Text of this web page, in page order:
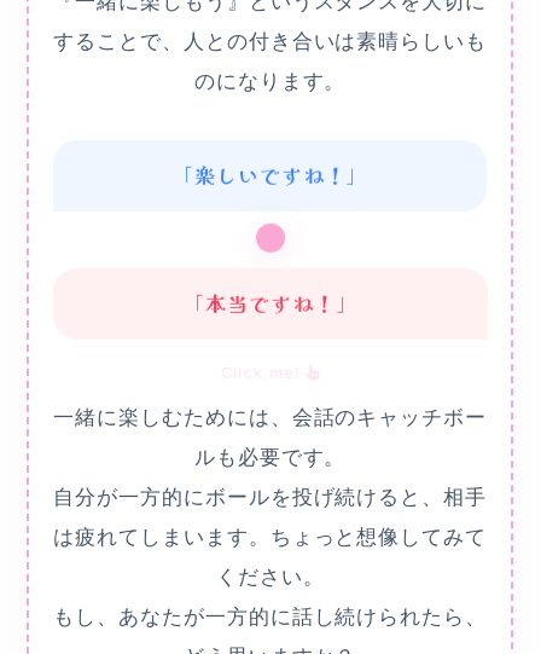
することで、人との付き合いは素晴らしいも
のになります。
「楽しいですね！」
「本当ですね！」
一緒に楽しむためには、会話のキャッチボー
ルも必要です。
自分が一方的にボールを投げ続けると、相手
は疲れてしまいます。ちょっと想像してみて
ください。
もし、あなたが一方的に話し続けられたら、